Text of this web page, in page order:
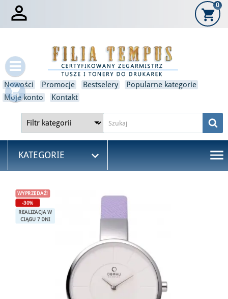

shopping_cart
shopping_cart
0
Nowości Promocje Bestselery
Popularne kategorie
Moje konto
Kontakt
KATEGORIE  menu
WYPRZEDAŻ!
-30%
REALIZACJA W
CIĄGU 7 DNI
Zaloguj się ×
Musisz być zalogowany, aby zapisać produkty na swojej
liście życzeń.
Anulować